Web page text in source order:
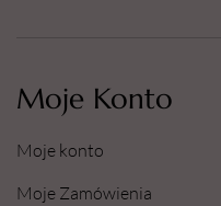
Moje Konto
Moje konto
Moje Zamówienia